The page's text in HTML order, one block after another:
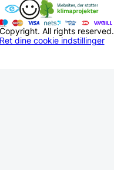
All rights reserved.
Ret dine cookie indstillinger